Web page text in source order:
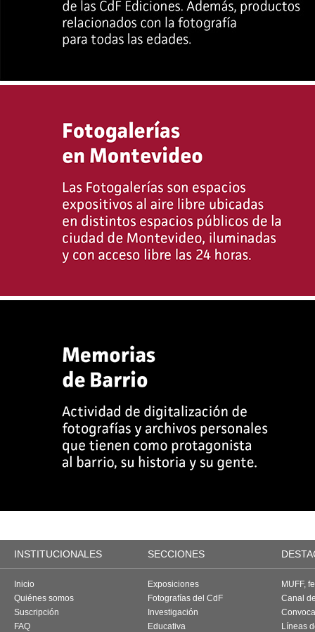
INSTITUCIONALES SECCIONES
Inicio
Quiénes somos
Suscripción
FAQ
Exposiciones
Fotografías del CdF
Investigación
Educativa
MUFF,
Canal
Líneas